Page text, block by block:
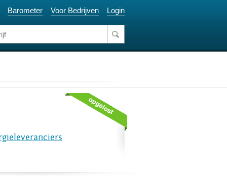
Barometer Voor Bedrijven Login